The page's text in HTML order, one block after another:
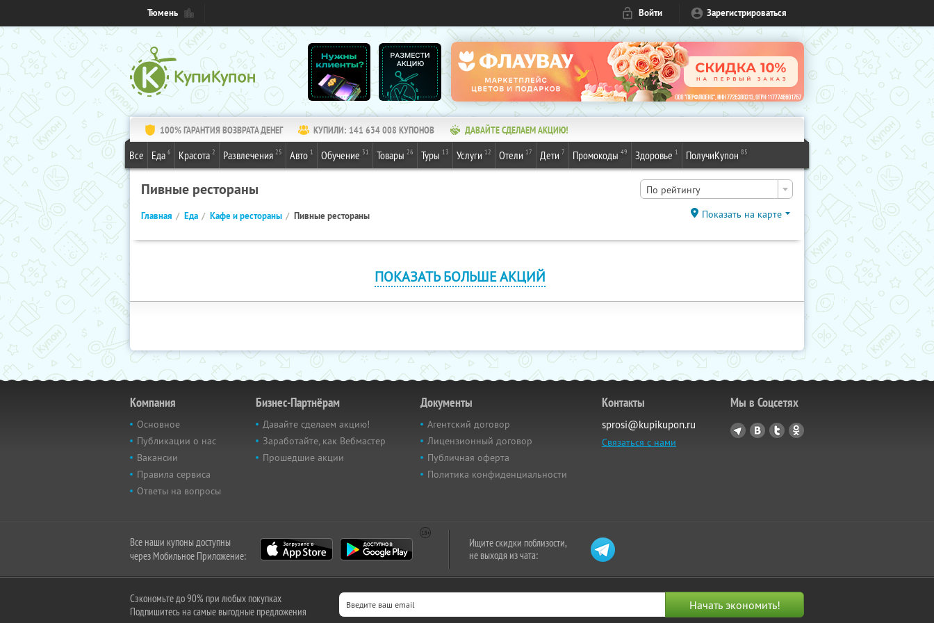
Тюмень Войти Зарегистрироваться
100% ГАРАНТИЯ ВОЗВРАТА ДЕНЕГ КУПИЛИ: 141 634 008 КУПОНОВ ДАВАЙТЕ СДЕЛАЕМ АКЦИЮ!
Все Еда 6 Красота 2 Развлечения 25 Авто 1 Обучение 31 Товары 26 Туры 13 Услуги 12 Отели 17 Дети 7 Промокоды 49 Здоровье 1 ПолучиКупон 85
Пивные рестораны По рейтингу
Главная Еда Кафе и рестораны Пивные рестораны Показать на карте
ПОКАЗАТЬ БОЛЬШЕ АКЦИЙ
Компания
Основное
Публикации о нас
Вакансии
Правила сервиса
Ответы на вопросы
Бизнес-Партнёрам
Давайте сделаем акцию!
Заработайте, как Вебмастер
Прошедшие акции
Документы
Агентский договор
Лицензионный договор
Публичная оферта
Политика конфиденциальности
Контакты
sprosi@kupikupon.ru
Связаться с нами
Мы в Соцсетях
Все наши купоны доступны
через Мобильное Приложение:
Ищите скидки поблизости,
не выходя из чата:
Сэкономьте до 90% при любых покупках
Подпишитесь на самые выгодные предложения